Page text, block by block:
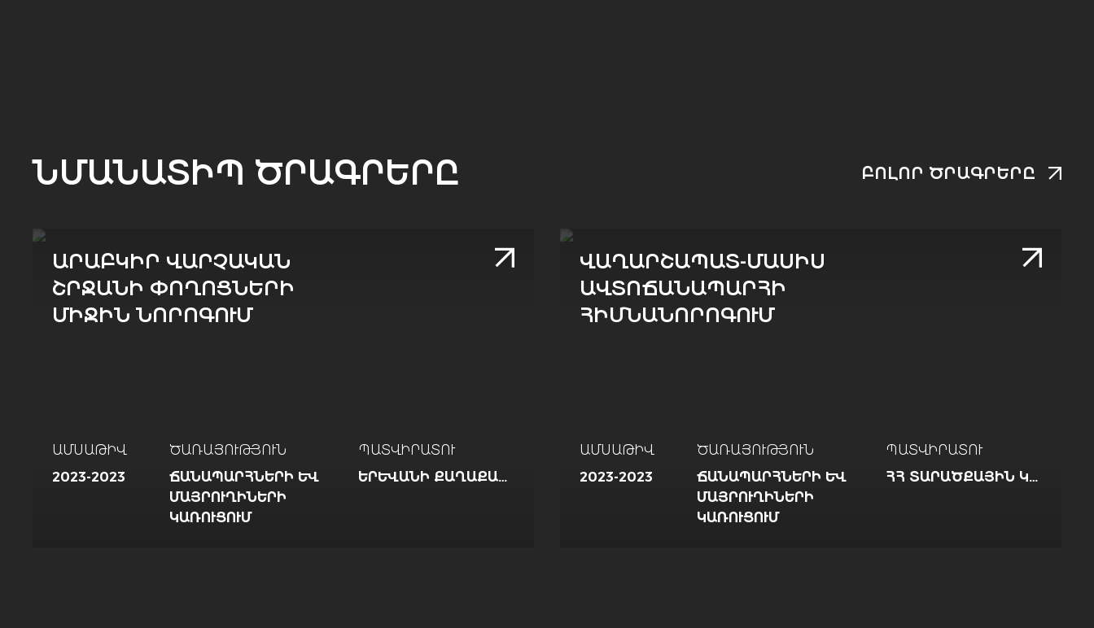
ՆՄԱՆԱՏԻՊ ԾՐԱԳՐԵՐԸ ԲՈԼՈՐ ԾՐԱԳՐԵՐԸ
ԱՐԱԲԿԻՐ ՎԱՐՉԱԿԱՆ
ՇՐՋԱՆԻ ՓՈՂՈՑՆԵՐԻ
ՄԻՋԻՆ ՆՈՐՈԳՈՒՄ
ԱՄՍԱԹԻՎ
2023-2023
ԾԱՌԱՅՈՒԹՅՈՒՆ
ՃԱՆԱՊԱՐՀՆԵՐԻ ԵՒ Մ
ԱՅՐՈՒՂԻՆԵՐԻ Կ
ԱՌՈՒՑՈՒՄ
ՊԱՏՎԻՐԱՏՈՒ
ԵՐԵՒԱՆԻ ՔԱՂԱՔԱՊԵՏԱՐԱՆ
ՎԱՂԱՐՇԱՊԱՏ-ՄԱՍԻՍ
ԱՎՏՈՃԱՆԱՊԱՐՀԻ
ՀԻՄՆԱՆՈՐՈԳՈՒՄ
ԱՄՍԱԹԻՎ
2023-2023
ԾԱՌԱՅՈՒԹՅՈՒՆ
ՃԱՆԱՊԱՐՀՆԵՐԻ ԵՒ Մ
ԱՅՐՈՒՂԻՆԵՐԻ Կ
ԱՌՈՒՑՈՒՄ
ՊԱՏՎԻՐԱՏՈՒ
ՀՀ ՏԱՐԱԾՔԱՅԻՆ ԿԱՌԱՎԱՐՄԱՆ ԵՒ ԵՆԹԱԿԱՌՈՒՑՎԱԾՔՆԵՐԻ ՆԱԽԱՐԱՐՈՒԹՅՈՒՆ